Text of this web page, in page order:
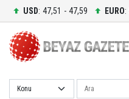
USD: 47,51 - 47,59 EURO:
Ara